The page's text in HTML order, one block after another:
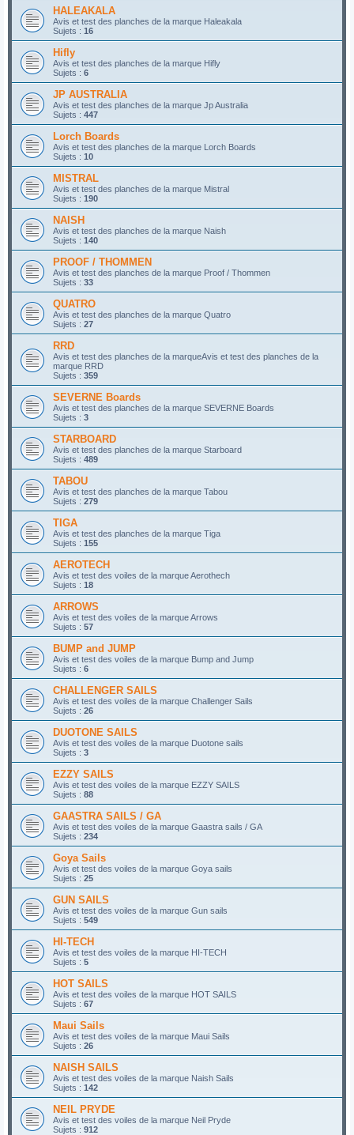
HALEAKALA
Avis et test des planches de la marque Haleakala
Sujets : 16
Hifly
Avis et test des planches de la marque Hifly
Sujets : 6
JP AUSTRALIA
Avis et test des planches de la marque Jp Australia
Sujets : 447
Lorch Boards
Avis et test des planches de la marque Lorch Boards
Sujets : 10
MISTRAL
Avis et test des planches de la marque Mistral
Sujets : 190
NAISH
Avis et test des planches de la marque Naish
Sujets : 140
PROOF / THOMMEN
Avis et test des planches de la marque Proof / Thommen
Sujets : 33
QUATRO
Avis et test des planches de la marque Quatro
Sujets : 27
RRD
Avis et test des planches de la marqueAvis et test des planches de la
marque RRD
Sujets : 359
SEVERNE Boards
Avis et test des planches de la marque SEVERNE Boards
Sujets : 3
STARBOARD
Avis et test des planches de la marque Starboard
Sujets : 489
TABOU
Avis et test des planches de la marque Tabou
Sujets : 279
TIGA
Avis et test des planches de la marque Tiga
Sujets : 155
AEROTECH
Avis et test des voiles de la marque Aerothech
Sujets : 18
ARROWS
Avis et test des voiles de la marque Arrows
Sujets : 57
BUMP and JUMP
Avis et test des voiles de la marque Bump and Jump
Sujets : 6
CHALLENGER SAILS
Avis et test des voiles de la marque Challenger Sails
Sujets : 26
DUOTONE SAILS
Avis et test des voiles de la marque Duotone sails
Sujets : 3
EZZY SAILS
Avis et test des voiles de la marque EZZY SAILS
Sujets : 88
GAASTRA SAILS / GA
Avis et test des voiles de la marque Gaastra sails / GA
Sujets : 234
Goya Sails
Avis et test des voiles de la marque Goya sails
Sujets : 25
GUN SAILS
Avis et test des voiles de la marque Gun sails
Sujets : 549
HI-TECH
Avis et test des voiles de la marque HI-TECH
Sujets : 5
HOT SAILS
Avis et test des voiles de la marque HOT SAILS
Sujets : 67
Maui Sails
Avis et test des voiles de la marque Maui Sails
Sujets : 26
NAISH SAILS
Avis et test des voiles de la marque Naish Sails
Sujets : 142
NEIL PRYDE
Avis et test des voiles de la marque Neil Pryde
Sujets : 912